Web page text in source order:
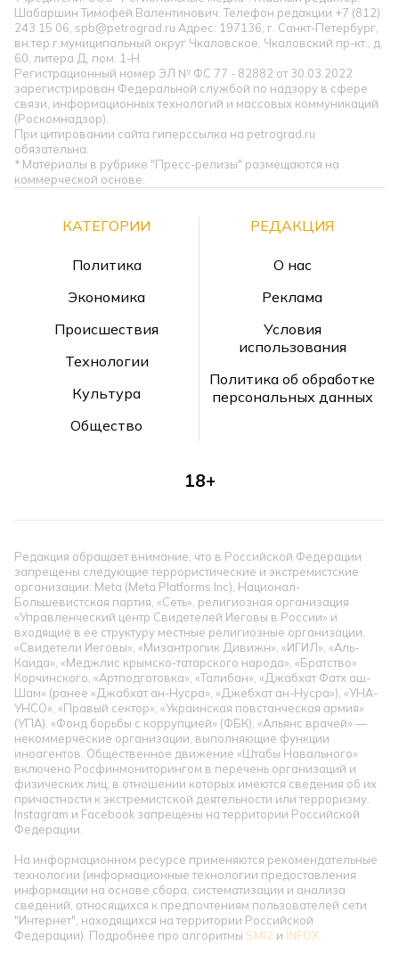
Шабаршин Тимофей Валентинович. Телефон редакции +7 (812)
243 15 06, spb@petrograd.ru Адрес: 197136, г. Санкт-Петербург,
вн.тер.г.муниципальный округ Чкаловское, Чкаловский пр-кт., д.
60, литера Д, пом. 1-Н
Регистрационный номер ЭЛ № ФС 77 - 82882 от 30.03.2022
зарегистрирован Федеральной службой по надзору в сфере
связи, информационных технологий и массовых коммуникаций
(Роскомнадзор).
При цитировании сайта гиперссылка на petrograd.ru
обязательна.
* Материалы в рубрике "Пресс-релизы" размещаются на
коммерческой основе.
КАТЕГОРИИ
Политика
Экономика
Происшествия
Технологии
Культура
Общество
РЕДАКЦИЯ
О нас
Реклама
Условия
использования
Политика об обработке
персональных данных
18+
Редакция обращает внимание, что в Российской Федерации
запрещены следующие террористические и экстремистские
организации: Meta (Meta Platforms Inc), Национал-
Большевистская партия, «Сеть», религиозная организация
«Управленческий центр Свидетелей Иеговы в России» и
входящие в ее структуру местные религиозные организации,
«Свидетели Иеговы», «Мизантропик Дивижн», «ИГИЛ», «Аль-
Каида», «Меджлис крымско-татарского народа», «Братство»
Корчинского, «Артподготовка», «Талибан», «Джабхат Фатх аш-
Шам» (ранее «Джабхат ан-Нусра», «Джебхат ан-Нусра»), «УНА-
УНСО», «Правый сектор», «Украинская повстанческая армия»
(УПА). «Фонд борьбы с коррупцией» (ФБК), «Альянс врачей» —
некоммерческие организации, выполняющие функции
иноагентов. Общественное движение «Штабы Навального»
включено Росфинмониторингом в перечень организаций и
физических лиц, в отношении которых имеются сведения об их
причастности к экстремистской деятельности или терроризму.
Instagram и Facebook запрещены на территории Российской
Федерации.
На информационном ресурсе применяются рекомендательные
технологии (информационные технологии предоставления
информации на основе сбора, систематизации и анализа
сведений, относящихся к предпочтениям пользователей сети
"Интернет", находящихся на территории Российской
Федерации). Подробнее про алгоритмы SMI2 и INFOX